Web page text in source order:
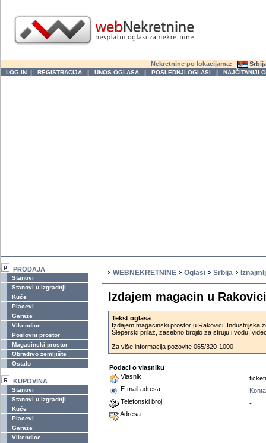
Nekretnine po lokacijama:
LOG IN | REGISTRACIJA | UNOS OGLASA | POSLEDNJI OGLASI | NAJČITANIJI
PRODAJA
Stanovi
Stanovi u izgradnji
Kuće
Placevi
Garaže
Vikendice
Poslovni prostor
Magacinski prostor
Obradivo zemljište
Ostalo
KUPOVINA
Stanovi
Stanovi u izgradnji
Kuće
Placevi
Garaže
Vikendice
WEBNEKRETNINE Oglasi Srbija
Izdajem magacin u
Tekst oglasa
Izdajem magacinski prostor u Rakovici. Industrijska
Šleperski prilaz, zasebno brojilo za struju i vodu,
Za više informacija pozovite 065/320-1000
Podaci o vlasniku
Vlasnik
E-mail adresa
Telefonski broj
-
Adresa